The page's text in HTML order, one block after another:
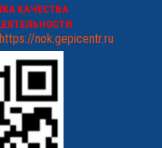
КАЧЕСТВА
https://nok.gepicentr.ru